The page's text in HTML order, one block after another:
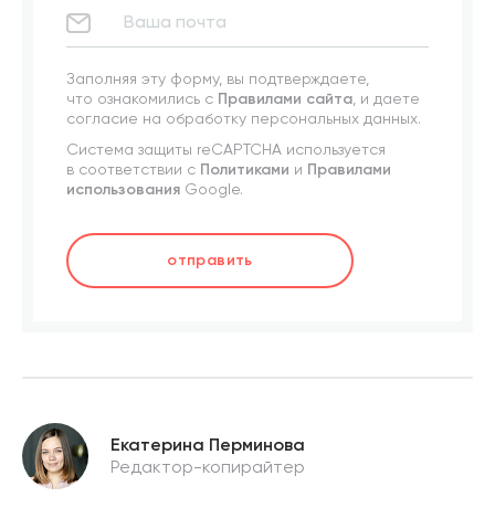
Заполняя эту форму, вы подтверждаете,
что ознакомились с Правилами сайта, и даете
согласие на обработку персональных данных.
Система защиты reCAPTCHA используется
в соответствии с Политиками и Правилами
использования Google.
отправить
Екатерина Перминова
Редактор-копирайтер